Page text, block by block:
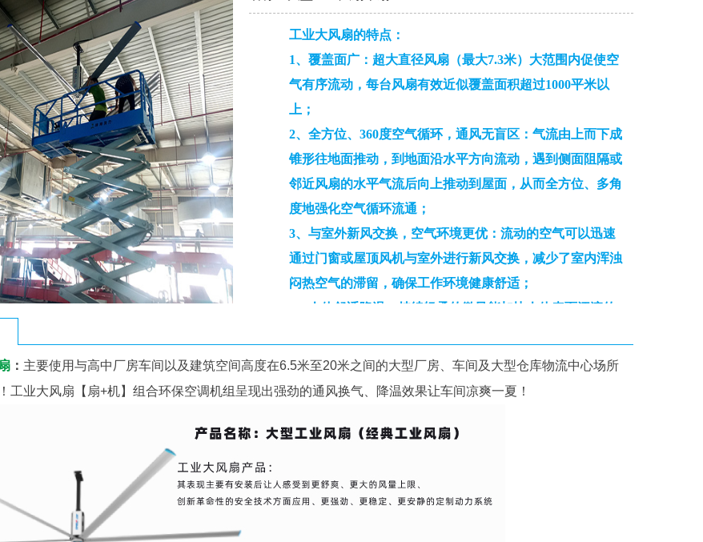
工业大风扇的特点：
1、覆盖面广： 超大直径风扇（最大7.3米）大范围内促使空
气有序流动，每台风扇有效近似覆盖面积超过1000平米以
上；
2、全方位、360度空气循环，通风无盲区： 气流由上而下成
锥形往地面推动，到地面沿水平方向流动，遇到侧面阻隔或
邻近风扇的水平气流后向上推动到屋面，从而全方位、多角
度地强化空气循环流通；
3、与室外新风交换，空气环境更优： 流动的空气可以迅速
通过门窗或屋顶风机与室外进行新风交换，减少了室内浑浊
闷热空气的滞留，确保工作环境健康舒适；
4、人体舒适降温：
持续轻柔的微风能加快人体表面汗液的
差效应；
： 主要使用与高中厂房车间以及建筑空间高度在6.5米至20米之间的大型厂房、车间及大型仓库物流中心场所
工业大风扇【扇+机】组合环保空调机组呈现出强劲的通风换气、降温效果让车间凉爽一夏！